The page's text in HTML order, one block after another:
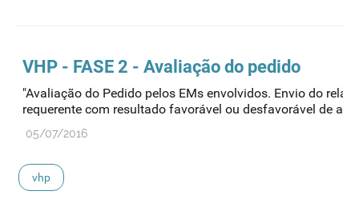
VHP - FASE 2 - Avaliação do pedido
"Avaliação do Pedido pelos EMs envolvidos. Envio do
requerente com resultado favorável ou desfavorável de
05/07/2016
vhp